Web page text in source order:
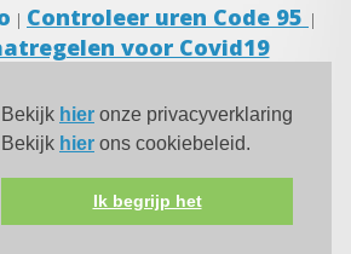
Bekijk hier onze privacyverklaring
Bekijk hier ons cookiebeleid.
Ik begrijp het
| Controleer uren Code 95 |
voor Covid19
95 Nederland -Algemene voorwaarden